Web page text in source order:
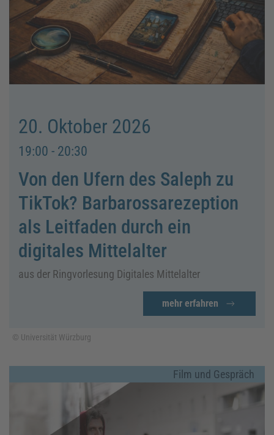
20. Oktober 2026
19:00 - 20:30
Von den Ufern des Saleph zu
TikTok? Barbarossarezeption
als Leitfaden durch ein
digitales Mittelalter
aus der Ringvorlesung Digitales Mittelalter
mehr erfahren
© Universität Würzburg
Film und Gespräch